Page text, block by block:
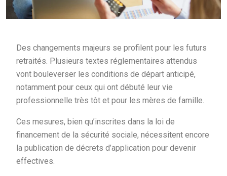
Des changements majeurs se profilent pour les futurs
retraités. Plusieurs textes réglementaires attendus
vont bouleverser les conditions de départ anticipé,
notamment pour ceux qui ont débuté leur vie
professionnelle très tôt et pour les mères de famille.
Ces mesures, bien qu’inscrites dans la loi de
financement de la sécurité sociale, nécessitent encore
la publication de décrets d’application pour devenir
effectives.